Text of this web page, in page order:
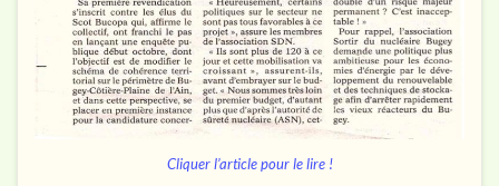
Cliquer l’article pour le lire !